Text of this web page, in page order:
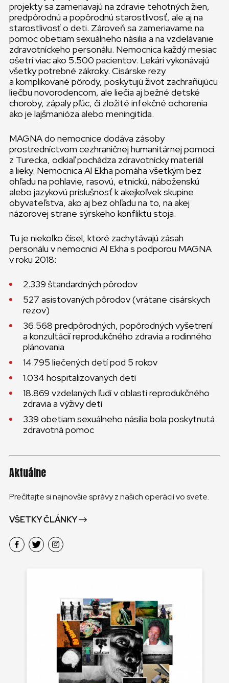
projekty sa zameriavajú na zdravie tehotných žien,
predpôrodnú a popôrodnú starostlivosť, ale aj na
starostlivosť o deti. Zároveň sa zameriavame na
pomoc obetiam sexuálneho násilia a na vzdelávanie
zdravotníckeho personálu. Nemocnica každý mesiac
ošetrí viac ako 5.500 pacientov. Lekári vykonávajú
všetky potrebné zákroky. Cisárske rezy
a komplikované pôrody, poskytujú život zachraňujúcu
liečbu novorodencom, ale liečia aj bežné detské
choroby, zápaly pľúc, či zložité infekčné ochorenia
ako je lajšmanióza alebo meningitída.
MAGNA do nemocnice dodáva zásoby
prostredníctvom cezhraničnej humanitárnej pomoci
z Turecka, odkiaľ pochádza zdravotnícky materiál
a lieky. Nemocnica Al Ekha pomáha všetkým bez
ohľadu na pohlavie, rasovú, etnickú, náboženskú
alebo jazykovú príslušnosť k akejkoľvek skupine
obyvateľstva, ako aj bez ohľadu na to, na akej
názorovej strane sýrskeho konfliktu stoja.
Tu je niekoľko čísel, ktoré zachytávajú zásah
personálu v nemocnici Al Ekha s podporou MAGNA
v roku 2018:
2.339 štandardných pôrodov
527 asistovaných pôrodov (vrátane cisárskych
rezov)
36.568 predpôrodných, popôrodných vyšetrení
a konzultácií reprodukčného zdravia a rodinného
plánovania
14.795 liečených detí pod 5 rokov
1.034 hospitalizovaných detí
18.869 vzdelaných ľudí v oblasti reprodukčného
zdravia a výživy detí
339 obetiam sexuálneho násilia bola poskytnutá
zdravotná pomoc
Aktuálne
Prečítajte si najnovšie správy z našich operácií vo svete.
VŠETKY ČLÁNKY